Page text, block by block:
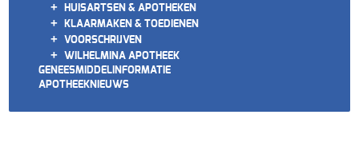
+ HUISARTSEN & APOTHEKEN
+ KLAARMAKEN & TOEDIENEN
+ VOORSCHRIJVEN
+ WILHELMINA APOTHEEK
GENEESMIDDELINFORMATIE
APOTHEEKNIEUWS